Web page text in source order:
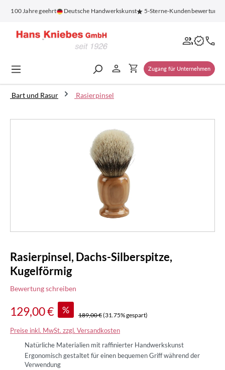
springen
100 Jahre geehrt Deutsche Handwerkskunst 5-Sterne-Kundenbewertung
Zugang für Unternehmen
Bart und Rasur Rasierpinsel
Rasierpinsel, Dachs-Silberspitze,
Kugelförmig
Bewertung schreiben
129,00 € % 189,00 €(31.75% gespart)
Preise inkl. MwSt. zzgl. Versandkosten
Natürliche Materialien mit raffinierter Handwerkskunst
Ergonomisch gestaltet für einen bequemen Griff während der
Verwendung